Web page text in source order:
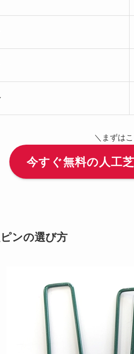
＼まずは
今すぐ無料の人工
ンの選び方